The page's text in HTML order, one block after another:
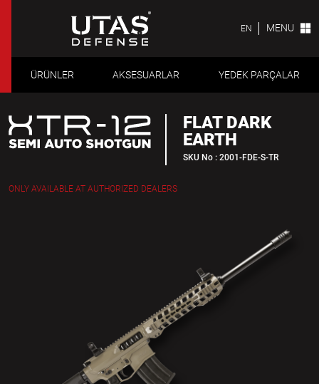
EN MENU
ÜRÜNLER AKSESUARLAR YEDEK PARÇALAR
FLAT DARK
EARTH
SKU No : 2001-FDE-S-TR
ONLY AVAILABLE AT AUTHORIZED DEALERS